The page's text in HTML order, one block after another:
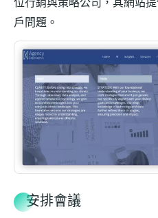
戶問題。
安排會議